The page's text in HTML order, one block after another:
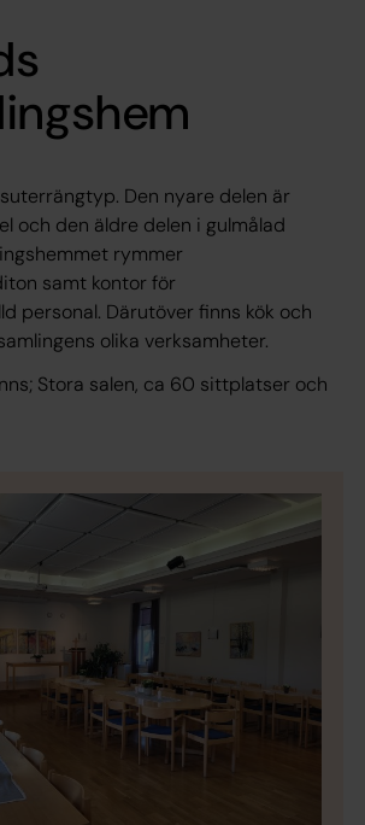
Den nyare delen är
och den äldre delen i gulmålad
rymmer
samt kontor för
personal. Därutöver finns kök och
olika verksamheter.
Stora salen, ca 60 sittplatser och